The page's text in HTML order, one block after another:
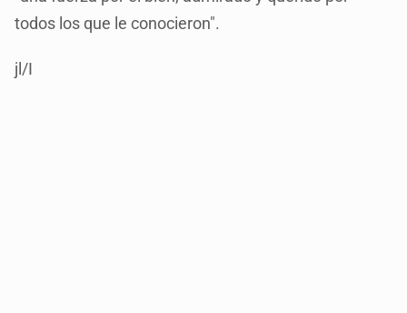
todos los que le conocieron".
jl/I